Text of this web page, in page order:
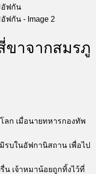
าจากสมรภู
โลก เมื่อนายทหารกองทัพ
บในอัฟกานิสถาน เพื่อไป
น เจ้าหมาน้อยถูกทิ้งไว้ที่